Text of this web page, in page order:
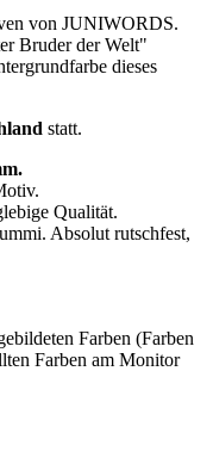
von JUNIWORDS.
Bruder der Welt"
dieses
statt.
Qualität.
Absolut rutschfest,
Farben (Farben
Farben am Monitor